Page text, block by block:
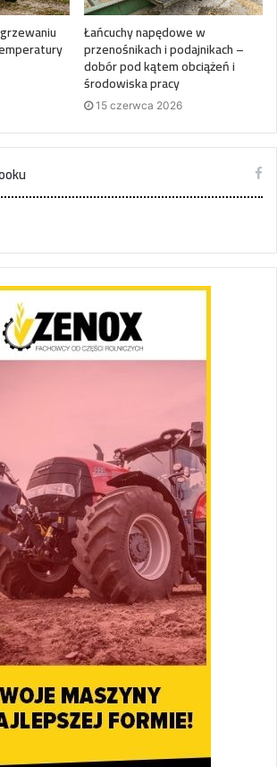
Łańcuchy napędowe w
przenośnikach i podajnikach –
dobór pod kątem obciążeń i
środowiska pracy
15 czerwca 2026